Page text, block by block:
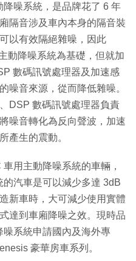
噪系統，是品牌花了 6 年
隔音涉及車內本身的隔音裝
以有效隔絕雜噪，因此
動降噪系統為基礎，但就加
數碼訊號處理器及加速感
噪音來源，從而降低雜噪。
DSP 數碼訊號處理器負責
噪音轉化為反向聲波，加速
產生的震動。
用主動降噪系統的車輛，
汽車是可以減少多達 3dB
新車時，大可減少使用實體
達到車廂降噪之效。現時品
系統申請國內及海外專
豪華房車系列。